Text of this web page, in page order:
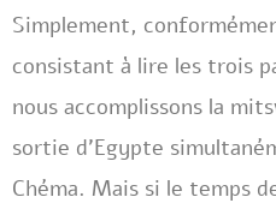
Simplement,
consistant à lire les trois
nous accomplissons la
sortie d’Egypte
Chéma. Mais si le temps